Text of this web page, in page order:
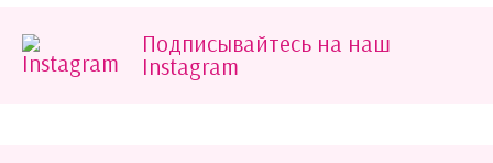
Подписывайтесь на наш
Instagram